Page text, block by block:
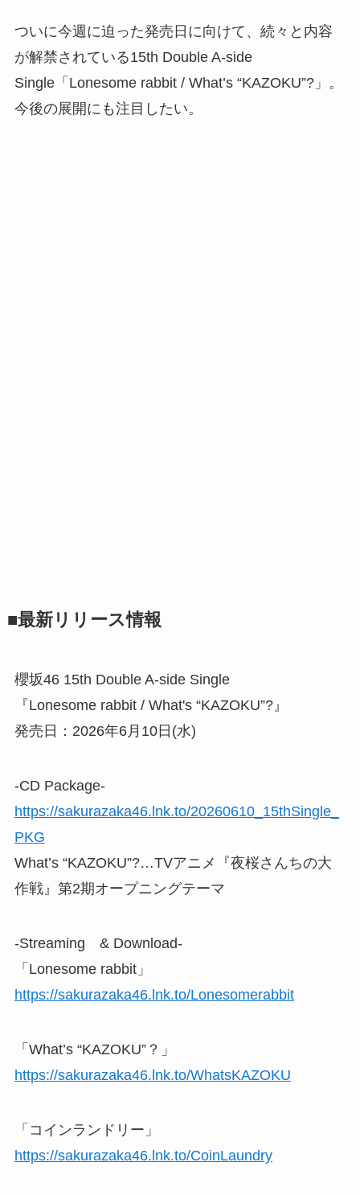
ついに今週に迫った発売日に向けて、続々と内容
が解禁されている15th Double A-side
Single「Lonesome rabbit / What’s “KAZOKU”?」。
今後の展開にも注目したい。
■最新リリース情報
櫻坂46 15th Double A-side Single
『Lonesome rabbit / What's “KAZOKU”?』
発売日：2026年6月10日(水)
-CD Package-
https://sakurazaka46.lnk.to/20260610_15thSingle_
PKG
What’s “KAZOKU”?…TVアニメ『夜桜さんちの大
作戦』第2期オープニングテーマ
-Streaming & Download-
「Lonesome rabbit」
https://sakurazaka46.lnk.to/Lonesomerabbit
「What’s “KAZOKU”？」
https://sakurazaka46.lnk.to/WhatsKAZOKU
「コインランドリー」
https://sakurazaka46.lnk.to/CoinLaundry